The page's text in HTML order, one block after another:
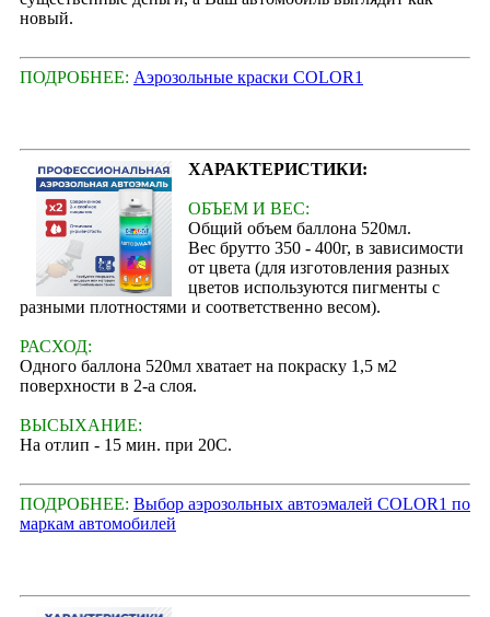
новый.
ПОДРОБНЕЕ: Аэрозольные краски COLOR1
ХАРАКТЕРИСТИКИ:
ОБЪЕМ И ВЕС:
Общий объем баллона 520мл.
Вес брутто 350 - 400г, в зависимости
от цвета (для изготовления разных
цветов используются пигменты с
разными плотностями и соответственно весом).
РАСХОД:
Одного баллона 520мл хватает на покраску 1,5 м2
поверхности в 2-а слоя.
ВЫСЫХАНИЕ:
На отлип - 15 мин. при 20С.
ПОДРОБНЕЕ: Выбор аэрозольных автоэмалей COLOR1 по
маркам автомобилей